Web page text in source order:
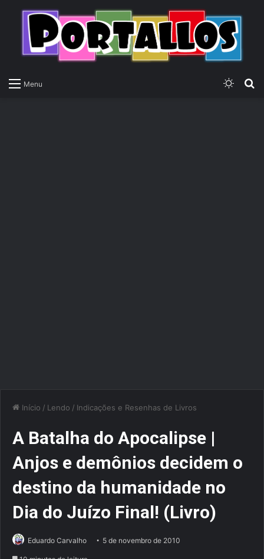
Menu
Início / Lendo / Indicações e Resenhas de Livros
A Batalha do Apocalipse |
Anjos e demônios decidem o
destino da humanidade no
Dia do Juízo Final! (Livro)
Eduardo Carvalho 5 de novembro de 2010